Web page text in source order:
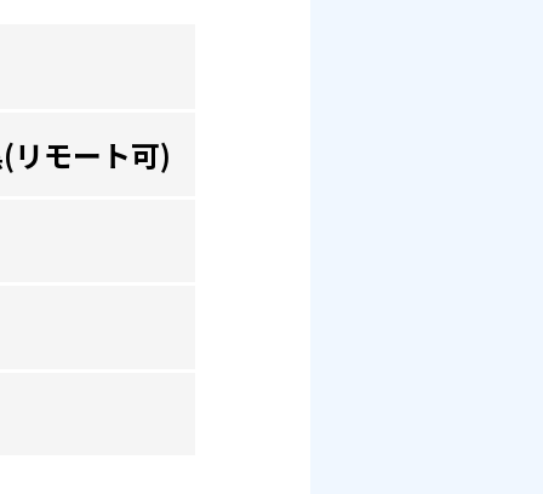
リモート可)